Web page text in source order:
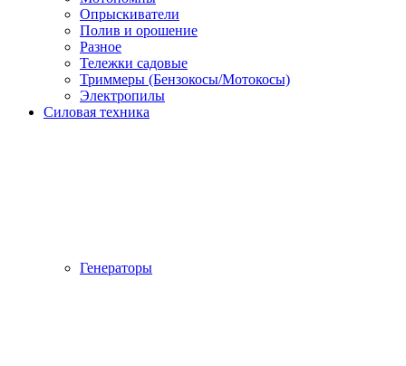
Опрыскиватели
Полив и орошение
Разное
Тележки садовые
Триммеры (Бензокосы/Мотокосы)
Электропилы
Силовая техника
Генераторы